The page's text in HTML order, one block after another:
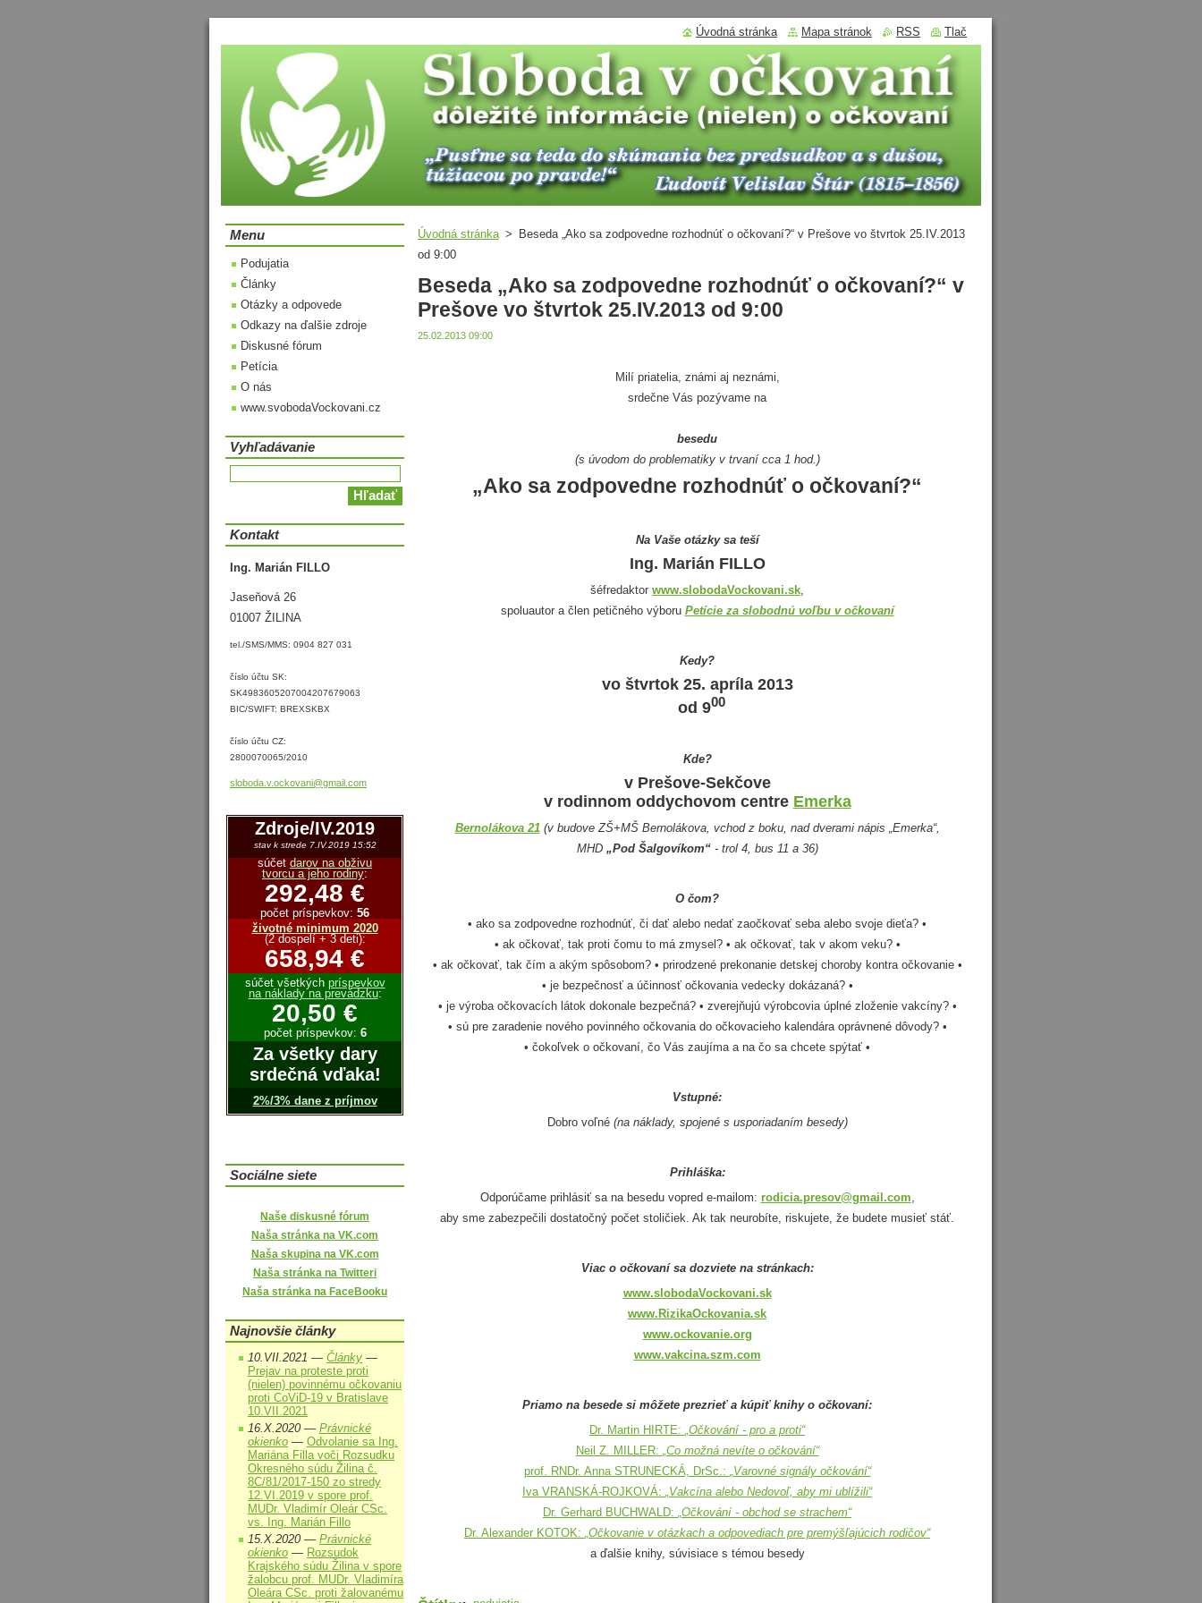
Úvodná stránka >
Beseda „Ako sa zodpovedne rozhodnúť o očkovaní?“ v Prešove vo štvrtok 25.IV.2013
od 9:00
Beseda „Ako sa zodpovedne rozhodnúť o očkovaní?“ v
Prešove vo štvrtok 25.IV.2013 od 9:00
25.02.2013 09:00
Milí priatelia, známi aj neznámi,
srdečne Vás pozývame na
besedu
(s úvodom do problematiky v trvaní cca 1 hod.)
„Ako sa zodpovedne rozhodnúť o očkovaní?“
Na Vaše otázky sa teší
Ing. Marián FILLO
šéfredaktor www.slobodaVockovani.sk,
spoluautor a člen petičného výboru Petície za slobodnú voľbu v očkovaní
Kedy?
vo štvrtok 25. apríla 2013
od 900
Kde?
v Prešove-Sekčove
v rodinnom oddychovom centre Emerka
Bernolákova 21(v budove ZŠ+MŠ Bernolákova, vchod z boku, nad dverami nápis „Emerka“,
MHD „Pod Šalgovíkom“- trol 4, bus 11 a 36)
O čom?
• ako sa zodpovedne rozhodnúť, či dať alebo nedať zaočkovať seba alebo svoje dieťa? •
• ak očkovať, tak proti čomu to má zmysel? • ak očkovať, tak v akom veku? •
• ak očkovať, tak čím a akým spôsobom? • prirodzené prekonanie detskej choroby kontra očkovanie •
• je bezpečnosť a účinnosť očkovania vedecky dokázaná? •
• je výroba očkovacích látok dokonale bezpečná? • zverejňujú výrobcovia úplné zloženie vakcíny? •
• sú pre zaradenie nového povinného očkovania do očkovacieho kalendára oprávnené dôvody? •
• čokoľvek o očkovaní, čo Vás zaujíma a na čo sa chcete spýtať •
Vstupné:
Dobro voľné (na náklady, spojené s usporiadaním besedy)
Prihláška:
Odporúčame prihlásiť sa na besedu vopred e-mailom: rodicia.presov@gmail.com
aby sme zabezpečili dostatočný počet stoličiek. Ak tak neurobíte, riskujete, že budete musieť stáť.
Viac o očkovaní sa dozviete na stránkach:
www.slobodaVockovani.sk
www.RizikaOckovania.sk
www.ockovanie.org
www.vakcina.szm.com
Priamo na besede si môžete prezrieť a kúpiť knihy o očkovaní:
Dr. Martin HIRTE: „Očkování - pro a proti“
Neil Z. MILLER: „Co možná nevíte o očkování“
prof. RNDr. Anna STRUNECKÁ, DrSc.:
„Varovné signály očkování“
Iva VRANSKÁ-ROJKOVÁ:
„Vakcína alebo Nedovoľ, aby mi ublížili“
Dr. Gerhard BUCHWALD: „Očkování - obchod se strachem“
Dr. Alexander KOTOK: „Očkovanie v otázkach a odpovediach pre premýšľajúcich rodičov“
a ďalšie knihy, súvisiace s témou besedy
Menu
Podujatia
Články
Otázky a odpovede
Odkazy na ďalšie zdroje
Diskusné fórum
Petícia
O nás
www.svobodaVockovani.cz
Vyhľadávanie
Kontakt
Ing. Marián FILLO
Jaseňová 26
01007 ŽILINA
tel./SMS/MMS: 0904 827 031
číslo účtu SK:
SK4983605207004207679063
BIC/SWIFT: BREXSKBX
číslo účtu CZ:
2800070065/2010
sloboda. v.ockovani@gmail .com
Zdroje/IV.2019
stav k strede 7.IV.2019 15:52
súčet darov na obživu
tvorcu a jeho rodiny:
292,48 €
počet príspevkov: 56
životné minimum 2020
(2 dospelí + 3 deti):
658,94 €
súčet všetkých príspevkov
na náklady na prevádzku:
20,50 €
počet príspevkov: 6
Za všetky dary
srdečná vďaka!
2%/3% dane z príjmov
Sociálne siete
Naše diskusné fórum
Naša stránka na VK.com
Naša skupina na VK.com
Naša stránka na Twitteri
Naša stránka na FaceBooku
Najnovšie články
10.VII.2021 — Články —
Prejav na proteste proti
(nielen) povinnému očkovaniu
proti CoViD-19 v Bratislave
10.VII.2021
16.X.2020 — Právnické
okienko — Odvolanie sa Ing.
Mariána Filla voči Rozsudku
Okresného súdu Žilina č.
8C/81/2017-150 zo stredy
12.VI.2019 v spore prof.
MUDr. Vladimír Oleár CSc.
vs. Ing. Marián Fillo
15.X.2020 — Právnické
okienko — Rozsudok
Krajského súdu Žilina v spore
žalobcu prof. MUDr. Vladimíra
Oleára CSc. proti žalovanému
Úvodná stránka Mapa stránok RSS Tlač